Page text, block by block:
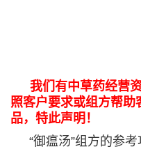
我们有中草药经营
照客户要求或组方帮
品，特此声明！
“御瘟汤”组方的参